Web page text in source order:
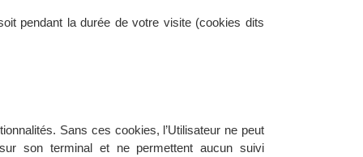
pendant la durée de votre visite (cookies dits
Sans ces cookies, l’Utilisateur ne peut
son terminal et ne permettent aucun suivi